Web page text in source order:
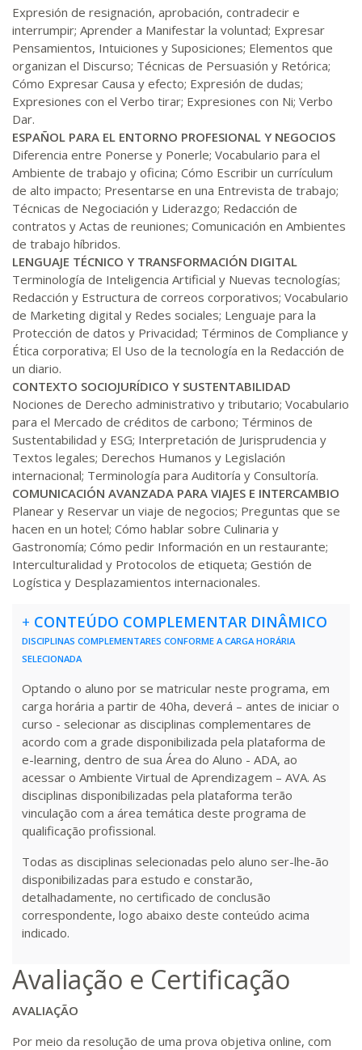
240 H 30dias 90dias
R$ 1.189,66
Matricular
260 H 33dias 90dias
R$ 1.288,78
Matricular
280 H 35dias 120dias
R$ 1.387,93
Matricular
300 H 38dias 120dias
R$ 1.487,06
Matricular
320 H 40 dias 120dias
R$ 1.586,20
Matricular
340 H 43dias 120 dias
R$ 1.685,33
Matricular
360 H 45dias 120dias
R$ 1.784,48
Matricular
380 H 48dias 150dias
R$ 1.883,61
Matricular
400 H 50 dias 150
R$ 1.982,74
Matricular
Matricular
440 H 55
Expresión de resignación, aprobación, contradecir e
interrumpir; Aprender a Manifestar la voluntad; Expresar
Pensamientos, Intuiciones y Suposiciones; Elementos que
organizan el Discurso; Técnicas de Persuasión y Retórica;
Cómo Expresar Causa y efecto; Expresión de dudas;
Expresiones con el Verbo tirar; Expresiones con Ni; Verbo
Dar.
ESPAÑOL PARA EL ENTORNO PROFESIONAL Y NEGOCIOS
Diferencia entre Ponerse y Ponerle; Vocabulario para el
Ambiente de trabajo y oficina; Cómo Escribir un currículum
de alto impacto; Presentarse en una Entrevista de trabajo;
Técnicas de Negociación y Liderazgo; Redacción de
contratos y Actas de reuniones; Comunicación en Ambientes
de trabajo híbridos.
LENGUAJE TÉCNICO Y TRANSFORMACIÓN DIGITAL
Terminología de Inteligencia Artificial y Nuevas tecnologías;
Redacción y Estructura de correos corporativos; Vocabulario
de Marketing digital y Redes sociales; Lenguaje para la
Protección de datos y Privacidad; Términos de Compliance y
Ética corporativa; El Uso de la tecnología en la Redacción de
un diario.
CONTEXTO SOCIOJURÍDICO Y SUSTENTABILIDAD
Nociones de Derecho administrativo y tributario; Vocabulario
para el Mercado de créditos de carbono; Términos de
Sustentabilidad y ESG; Interpretación de Jurisprudencia y
Textos legales; Derechos Humanos y Legislación
internacional; Terminología para Auditoría y Consultoría.
COMUNICACIÓN AVANZADA PARA VIAJES E INTERCAMBIO
Planear y Reservar un viaje de negocios; Preguntas que se
hacen en un hotel; Cómo hablar sobre Culinaria y
Gastronomía; Cómo pedir Información en un restaurante;
Interculturalidad y Protocolos de etiqueta; Gestión de
Logística y Desplazamientos internacionales.
+ CONTEÚDO COMPLEMENTAR DINÂMICO
DISCIPLINAS COMPLEMENTARES CONFORME A CARGA HORÁRIA
SELECIONADA
Optando o aluno por se matricular neste programa, em
carga horária a partir de 40ha, deverá – antes de iniciar o
curso - selecionar as disciplinas complementares de
acordo com a grade disponibilizada pela plataforma de
e-learning, dentro de sua Área do Aluno - ADA, ao
acessar o Ambiente Virtual de Aprendizagem – AVA. As
disciplinas disponibilizadas pela plataforma terão
vinculação com a área temática deste programa de
qualificação profissional.
Todas as disciplinas selecionadas pelo aluno ser-lhe-ão
disponibilizadas para estudo e constarão,
detalhadamente, no certificado de conclusão
correspondente, logo abaixo deste conteúdo acima
indicado.
Avaliação e Certificação
AVALIAÇÃO
Por meio da resolução de uma prova objetiva online, com